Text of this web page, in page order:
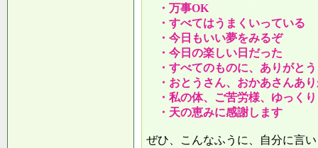
・万事OK
・すべてはうまくいっている
・今日もいい夢をみるぞ
・今日の楽しい日だった
・すべてのものに、ありがとう
・おとうさん、おかあさんあ
・私の体、ご苦労様、ゆっく
・天の恵みに感謝します
ぜひ、こんなふうに、自分に言